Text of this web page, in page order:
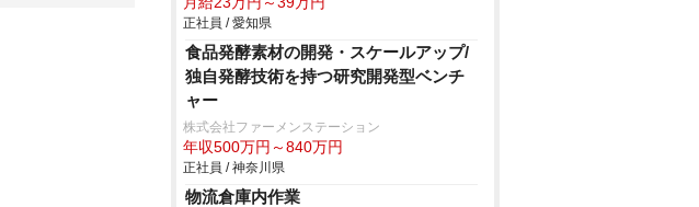
正社員 / 愛知県
食品発酵素材の開発・スケールアップ/
独自発酵技術を持つ研究開発型ベンチ
ャー
株式会社ファーメンステーション
年収500万円～840万円
正社員 / 神奈川県
物流倉庫内作業